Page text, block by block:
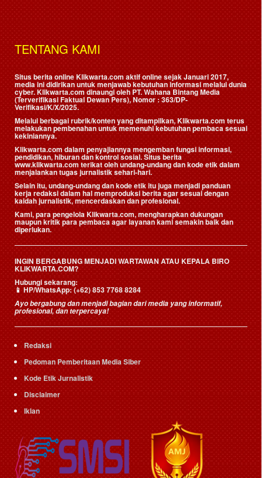
TENTANG KAMI
Situs berita online Klikwarta.com aktif online sejak Januari 2017,
media ini didirikan untuk menjawab kebutuhan informasi melalui dunia
cyber. Klikwarta.com dinaungi oleh PT. Wahana Bintang Media
(Terverifikasi Faktual Dewan Pers), Nomor : 363/DP-
Verifikasi/K/X/2025.
Melalui berbagai rubrik/konten yang ditampilkan, Klikwarta.com terus
melakukan pembenahan untuk memenuhi kebutuhan pembaca sesuai
kekiniannya.
Klikwarta.com dalam penyajiannya mengemban fungsi informasi,
pendidikan, hiburan dan kontrol sosial. Situs berita
www.klikwarta.com terikat oleh undang-undang dan kode etik dalam
menjalankan tugas jurnalistik sehari-hari.
Selain itu, undang-undang dan kode etik itu juga menjadi panduan
kerja redaksi dalam hal memproduksi berita agar sesuai dengan
kaidah jurnalistik, mencerdaskan dan profesional.
Kami, para pengelola Klikwarta.com, mengharapkan dukungan
maupun kritik para pembaca agar layanan kami semakin baik dan
diperlukan.
INGIN BERGABUNG MENJADI WARTAWAN ATAU KEPALA BIRO
KLIKWARTA.COM?
Hubungi sekarang:
📱HP/WhatsApp:(+62) 853 7768 8284
Ayo bergabung dan menjadi bagian dari media yang informatif,
profesional, dan terpercaya!
Redaksi
Pedoman Pemberitaan Media Siber
Kode Etik Jurnalistik
Disclaimer
Iklan